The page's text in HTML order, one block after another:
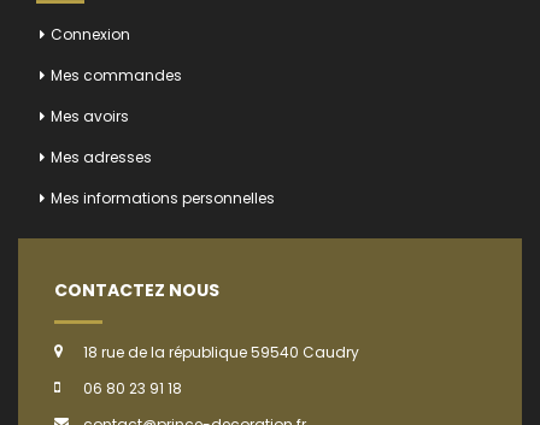
Connexion
Mes commandes
Mes avoirs
Mes adresses
Mes informations personnelles
CONTACTEZ NOUS
18 rue de la république 59540 Caudry
06 80 23 91 18